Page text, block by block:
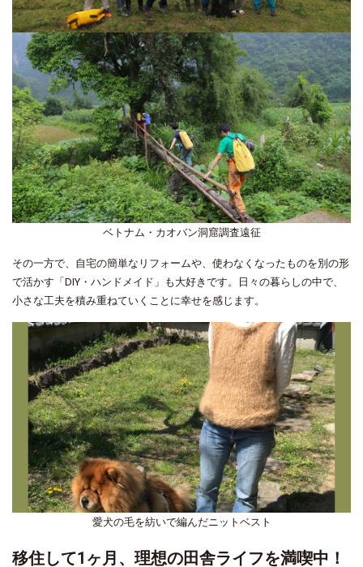
ベトナム・カオバン洞窟調査遠征
その一方で、自宅の簡単なリフォームや、使わなくなったものを別の形
で活かす「DIY・ハンドメイド」も大好きです。日々の暮らしの中で、
小さな工夫を積み重ねていくことに幸せを感じます。
愛犬の毛を紡いで編んだニットベスト
移住して1ヶ月、理想の田舎ライフを満喫中！